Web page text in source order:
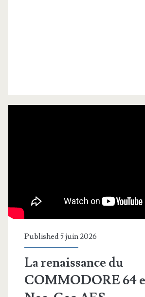
Published 5 juin 2026
La renaissance du
COMMODORE 64